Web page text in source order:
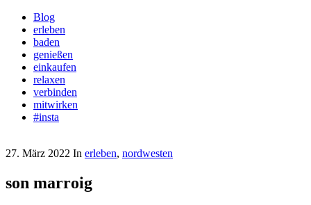
Blog
erleben
baden
genießen
einkaufen
relaxen
verbinden
mitwirken
#insta
27. März 2022 In erleben, nordwesten
son marroig